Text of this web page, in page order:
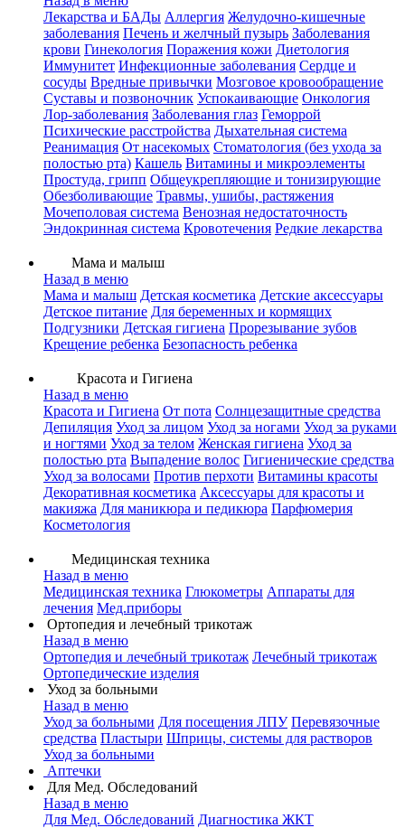
Лекарства и БАДы Аллергия Желудочно-кишечные
заболевания Печень и желчный пузырь Заболевания
крови Гинекология Поражения кожи Диетология
Иммунитет Инфекционные заболевания Сердце и
сосуды Вредные привычки Мозговое кровообращение
Суставы и позвоночник Успокаивающие Онкология
Лор-заболевания Заболевания глаз Геморрой
Психические расстройства Дыхательная система
Реанимация От насекомых Стоматология (без ухода за
полостью рта) Кашель Витамины и микроэлементы
Простуда, грипп Общеукрепляющие и тонизирующие
Обезболивающие Травмы, ушибы, растяжения
Мочеполовая система Венозная недостаточность
Эндокринная система Кровотечения Редкие лекарства
Мама и малыш
Назад в меню
Мама и малыш Детская косметика Детские аксессуары
Детское питание Для беременных и кормящих
Подгузники Детская гигиена Прорезывание зубов
Крещение ребенка Безопасность ребенка
Красота и Гигиена
Назад в меню
Красота и Гигиена От пота Солнцезащитные средства
Депиляция Уход за лицом Уход за ногами Уход за руками
и ногтями Уход за телом Женская гигиена Уход за
полостью рта Выпадение волос Гигиенические средства
Уход за волосами Против перхоти Витамины красоты
Декоративная косметика Аксессуары для красоты и
макияжа Для маникюра и педикюра Парфюмерия
Косметология
Медицинская техника
Назад в меню
Медицинская техника Глюкометры Аппараты для
лечения Мед.приборы
Ортопедия и лечебный трикотаж
Назад в меню
Ортопедия и лечебный трикотаж Лечебный трикотаж
Ортопедические изделия
Уход за больными
Назад в меню
Уход за больными Для посещения ЛПУ Перевязочные
средства Пластыри Шприцы, системы для растворов
Уход за больными
Аптечки
Для Мед. Обследований
Назад в меню
Для Мед. Обследований Диагностика ЖКТ